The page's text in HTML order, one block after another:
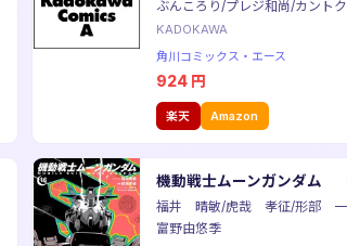
ぶんころり/プレジ和尚/カントク
KADOKAWA
角川コミックス・エース
924 円
楽天 Amazon
機動戦士ムーンガンダム （
福井 晴敏/虎哉 孝征/形部 一
富野由悠季